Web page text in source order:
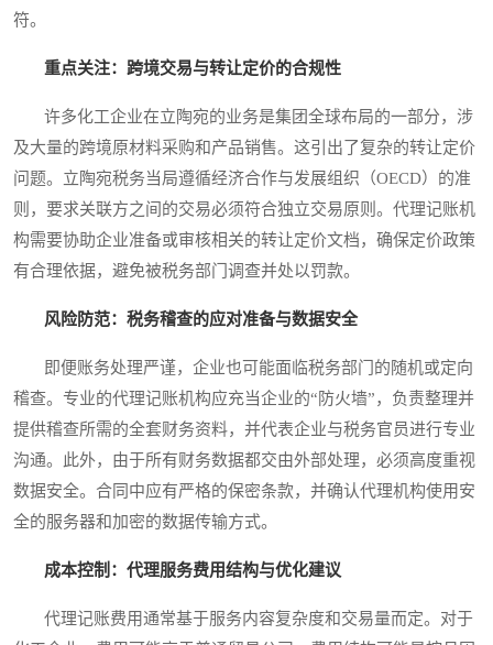
符。
重点关注：跨境交易与转让定价的合规性
许多化工企业在立陶宛的业务是集团全球布局的一部分，涉
及大量的跨境原材料采购和产品销售。这引出了复杂的转让定价
问题。立陶宛税务当局遵循经济合作与发展组织（OECD）的准
则，要求关联方之间的交易必须符合独立交易原则。代理记账机
构需要协助企业准备或审核相关的转让定价文档，确保定价政策
有合理依据，避免被税务部门调查并处以罚款。
风险防范：税务稽查的应对准备与数据安全
即便账务处理严谨，企业也可能面临税务部门的随机或定向
稽查。专业的代理记账机构应充当企业的“防火墙”，负责整理并
提供稽查所需的全套财务资料，并代表企业与税务官员进行专业
沟通。此外，由于所有财务数据都交由外部处理，必须高度重视
数据安全。合同中应有严格的保密条款，并确认代理机构使用安
全的服务器和加密的数据传输方式。
成本控制：代理服务费用结构与优化建议
代理记账费用通常基于服务内容复杂度和交易量而定。对于